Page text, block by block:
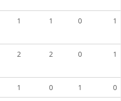
1 1 0 1
2 2 0 1
1 0 1 0